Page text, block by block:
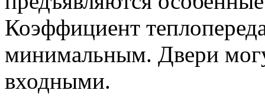
Коэффициент
минимальным. Двери
входными.